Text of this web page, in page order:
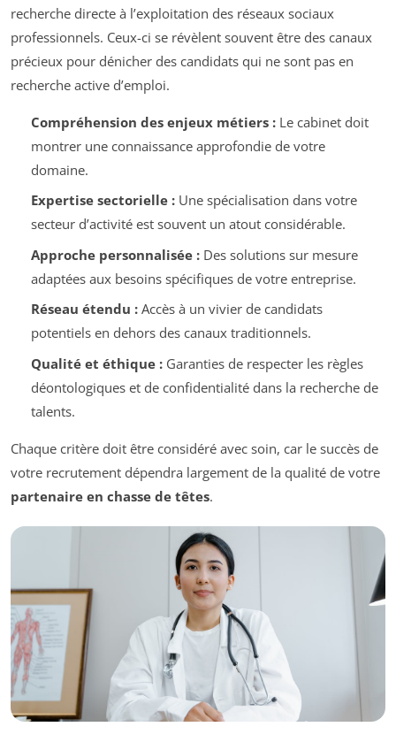
recherche directe à l’exploitation des réseaux sociaux
professionnels. Ceux-ci se révèlent souvent être des canaux
précieux pour dénicher des candidats qui ne sont pas en
recherche active d’emploi.
Compréhension des enjeux métiers :Le cabinet doit
montrer une connaissance approfondie de votre
domaine.
Expertise sectorielle :Une spécialisation dans votre
secteur d’activité est souvent un atout considérable.
Approche personnalisée :Des solutions sur mesure
adaptées aux besoins spécifiques de votre entreprise.
Réseau étendu :Accès à un vivier de candidats
potentiels en dehors des canaux traditionnels.
Qualité et éthique :Garanties de respecter les règles
déontologiques et de confidentialité dans la recherche de
talents.
Chaque critère doit être considéré avec soin, car le succès de
votre recrutement dépendra largement de la qualité de votre
partenaire en chasse de têtes.